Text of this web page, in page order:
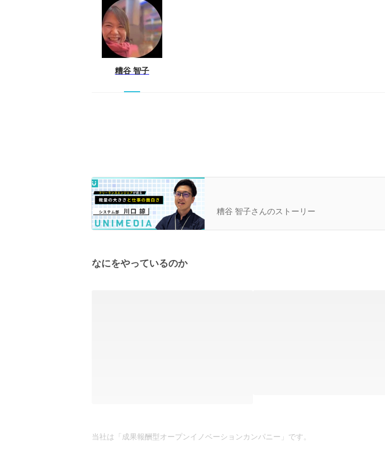
糟谷 智子
事の面白さ
糟谷 智子さんのストーリー
なにをやっているのか
当社は「成果報酬型オープンイノベーションカンパニー」です。